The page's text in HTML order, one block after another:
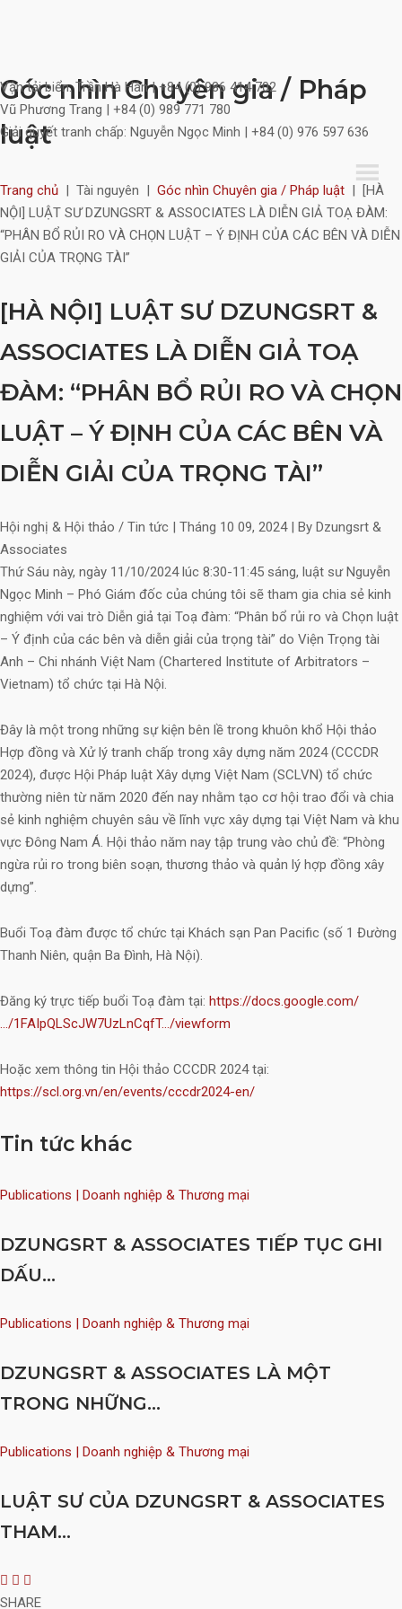
Skip
to
content
Vận tải biển:Trần Hà Hân | +84 (0) 986 414 702
Vũ Phương Trang | +84 (0) 989 771 780
Giải quyết tranh chấp: Nguyễn Ngọc Minh | +84 (0) 976 597 636
Góc nhìn Chuyên gia / Pháp
luật
Trang chủ | Tài nguyên | Góc nhìn Chuyên gia / Pháp luật |
[HÀ
NỘI] LUẬT SƯ DZUNGSRT & ASSOCIATES LÀ DIỄN GIẢ TOẠ ĐÀM:
“PHÂN BỔ RỦI RO VÀ CHỌN LUẬT – Ý ĐỊNH CỦA CÁC BÊN VÀ DIỄN
GIẢI CỦA TRỌNG TÀI”
[HÀ NỘI] LUẬT SƯ DZUNGSRT &
ASSOCIATES LÀ DIỄN GIẢ TOẠ
ĐÀM: “PHÂN BỔ RỦI RO VÀ CHỌN
LUẬT – Ý ĐỊNH CỦA CÁC BÊN VÀ
DIỄN GIẢI CỦA TRỌNG TÀI”
Hội nghị & Hội thảo / Tin tức | Tháng 10 09, 2024 | By Dzungsrt &
Associates
Thứ Sáu này, ngày 11/10/2024 lúc 8:30-11:45 sáng, luật sư Nguyễn
Ngọc Minh – Phó Giám đốc của chúng tôi sẽ tham gia chia sẻ kinh
nghiệm với vai trò Diễn giả tại Toạ đàm: “Phân bổ rủi ro và Chọn luật
– Ý định của các bên và diễn giải của trọng tài” do Viện Trọng tài
Anh – Chi nhánh Việt Nam (Chartered Institute of Arbitrators –
Vietnam) tổ chức tại Hà Nội.
Đây là một trong những sự kiện bên lề trong khuôn khổ Hội thảo
Hợp đồng và Xử lý tranh chấp trong xây dựng năm 2024 (CCCDR
2024), được Hội Pháp luật Xây dựng Việt Nam (SCLVN) tổ chức
thường niên từ năm 2020 đến nay nhằm tạo cơ hội trao đổi và chia
sẻ kinh nghiệm chuyên sâu về lĩnh vực xây dựng tại Việt Nam và khu
vực Đông Nam Á. Hội thảo năm nay tập trung vào chủ đề: “Phòng
ngừa rủi ro trong biên soạn, thương thảo và quản lý hợp đồng xây
dựng”.
Buổi Toạ đàm được tổ chức tại Khách sạn Pan Pacific (số 1 Đường
Thanh Niên, quận Ba Đình, Hà Nội).
Đăng ký trực tiếp buổi Toạ đàm tại: https://docs.google.com/
…/1FAIpQLScJW7UzLnCqfT…/viewform
Hoặc xem thông tin Hội thảo CCCDR 2024 tại:
https://scl.org.vn/en/events/cccdr2024-en/
Tin tức khác
Publications | Doanh nghiệp & Thương mại
DZUNGSRT & ASSOCIATES TIẾP TỤC GHI
DẤU...
Publications | Doanh nghiệp & Thương mại
DZUNGSRT & ASSOCIATES LÀ MỘT
TRONG NHỮNG...
Publications | Doanh nghiệp & Thương mại
LUẬT SƯ CỦA DZUNGSRT & ASSOCIATES
THAM...
SHARE